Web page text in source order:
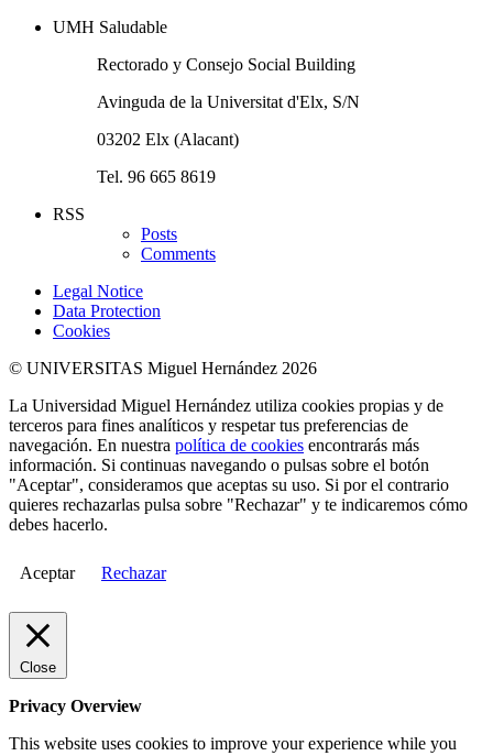
UMH Saludable
Rectorado y Consejo Social Building
Avinguda de la Universitat d'Elx, S/N
03202 Elx (Alacant)
Tel. 96 665 8619
RSS
Posts
Comments
Legal Notice
Data Protection
Cookies
© UNIVERSITAS Miguel Hernández 2026
La Universidad Miguel Hernández utiliza cookies propias y de
terceros para fines analíticos y respetar tus preferencias de
navegación. En nuestra política de cookies encontrarás más
información. Si continuas navegando o pulsas sobre el botón
"Aceptar", consideramos que aceptas su uso. Si por el contrario
quieres rechazarlas pulsa sobre "Rechazar" y te indicaremos cómo
debes hacerlo.
Aceptar Rechazar
Close
Privacy Overview
This website uses cookies to improve your experience while you